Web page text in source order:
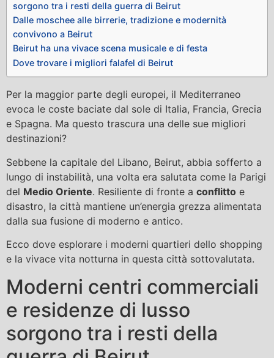
sorgono tra i resti della guerra di Beirut
Dalle moschee alle birrerie, tradizione e modernità
convivono a Beirut
Beirut ha una vivace scena musicale e di festa
Dove trovare i migliori falafel di Beirut
Per la maggior parte degli europei, il Mediterraneo
evoca le coste baciate dal sole di Italia, Francia, Grecia
e Spagna. Ma questo trascura una delle sue migliori
destinazioni?
Sebbene la capitale del Libano, Beirut, abbia sofferto a
lungo di instabilità, una volta era salutata come la Parigi
del Medio Oriente. Resiliente di fronte a conflitto e
disastro, la città mantiene un’energia grezza alimentata
dalla sua fusione di moderno e antico.
Ecco dove esplorare i moderni quartieri dello shopping
e la vivace vita notturna in questa città sottovalutata.
Moderni centri commerciali
e residenze di lusso
sorgono tra i resti della